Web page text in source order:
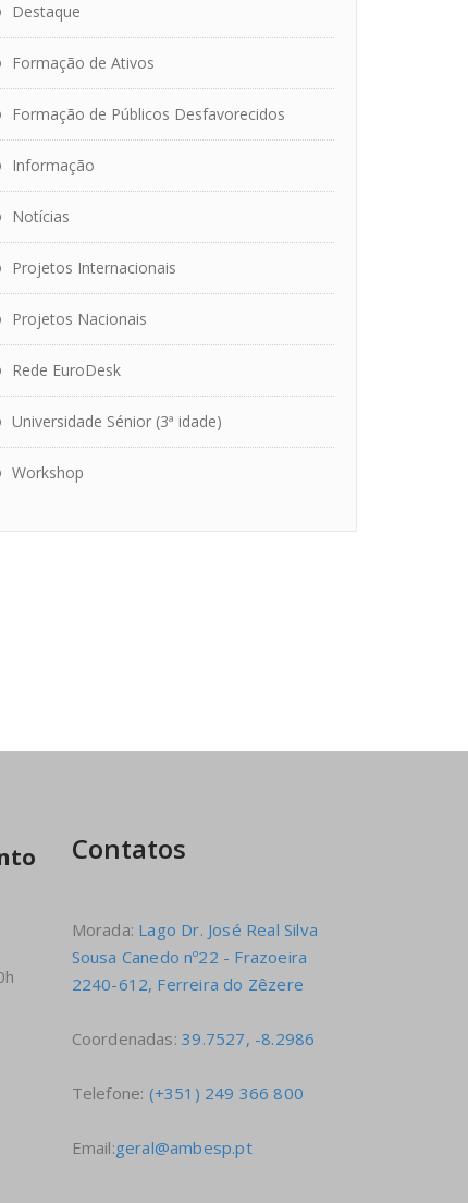
Destaque
Formação de Ativos
Formação de Públicos Desfavorecidos
Informação
Notícias
Projetos Internacionais
Projetos Nacionais
Rede EuroDesk
Universidade Sénior (3ª idade)
Workshop
Contatos
Morada: Lago Dr. José Real Silva
Sousa Canedo nº22 - Frazoeira
2240-612, Ferreira do Zêzere
Coordenadas:39.7527, -8.2986
Telefone: (+351) 249 366 800
Email:geral@ambesp.pt